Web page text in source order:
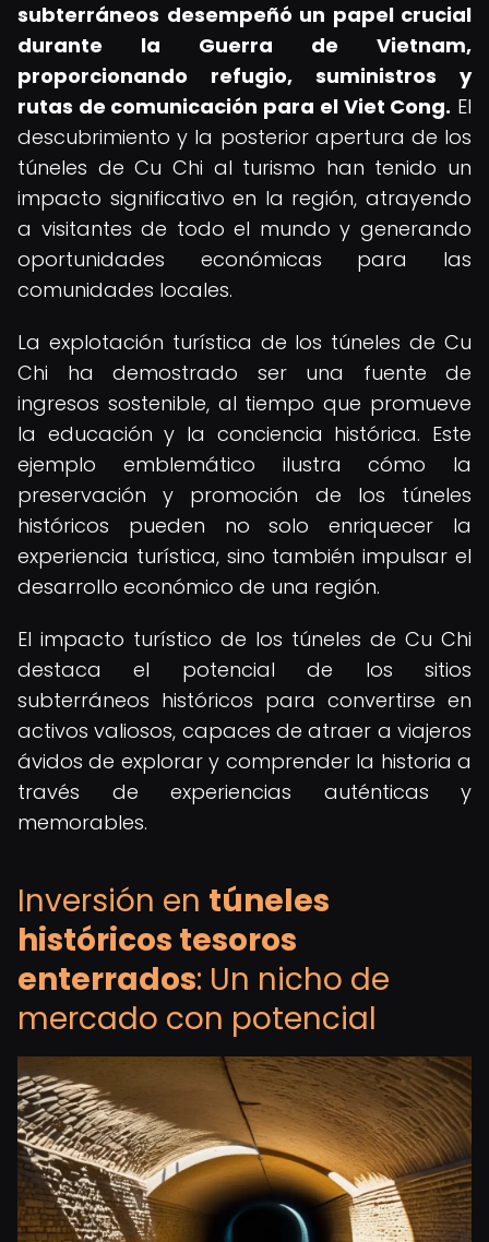
subterráneos desempeñó un papel crucial
durante la Guerra de Vietnam,
proporcionando refugio, suministros y
rutas de comunicación para el Viet Cong. El
descubrimiento y la posterior apertura de los
túneles de Cu Chi al turismo han tenido un
impacto significativo en la región, atrayendo
a visitantes de todo el mundo y generando
oportunidades económicas para las
comunidades locales.
La explotación turística de los túneles de Cu
Chi ha demostrado ser una fuente de
ingresos sostenible, al tiempo que promueve
la educación y la conciencia histórica. Este
ejemplo emblemático ilustra cómo la
preservación y promoción de los túneles
históricos pueden no solo enriquecer la
experiencia turística, sino también impulsar el
desarrollo económico de una región.
El impacto turístico de los túneles de Cu Chi
destaca el potencial de los sitios
subterráneos históricos para convertirse en
activos valiosos, capaces de atraer a viajeros
ávidos de explorar y comprender la historia a
través de experiencias auténticas y
memorables.
Inversión en túneles
históricos tesoros
enterrados: Un nicho de
mercado con potencial